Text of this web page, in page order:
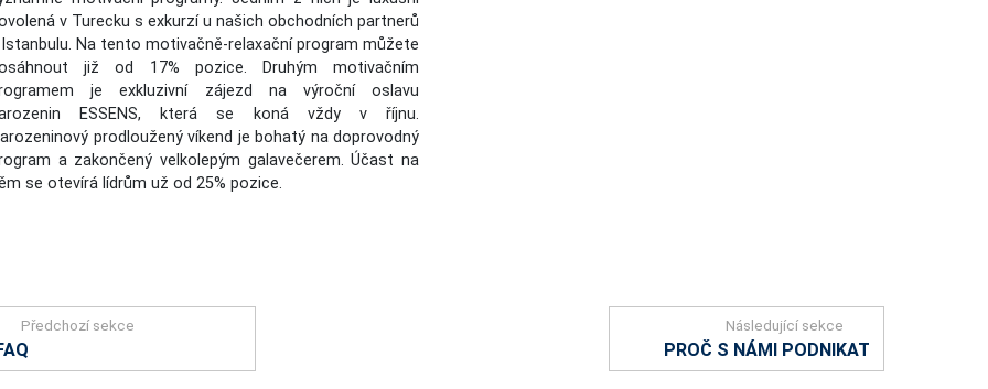
v Turecku s exkurzí u našich obchodních partnerů
Na tento motivačně-relaxační program můžete
již od 17% pozice. Druhým motivačním
je exkluzivní zájezd na výroční oslavu
ESSENS, která se koná vždy v říjnu.
prodloužený víkend je bohatý na doprovodný
a zakončený velkolepým galavečerem. Účast na
se otevírá lídrům už od 25% pozice.
Předchozí sekce Následující sekce
PROČ S NÁMI PODNIKAT